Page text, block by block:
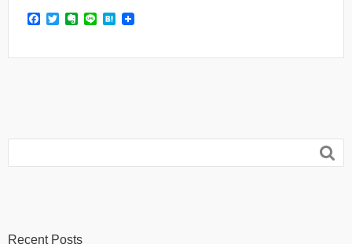
F
e
T
t
E
r
L
e
H
e

Recent Posts